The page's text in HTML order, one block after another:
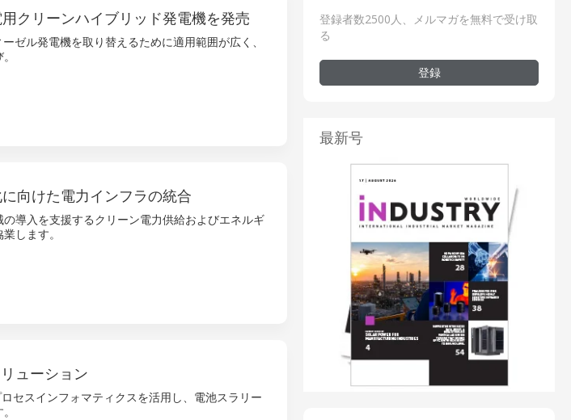
クリーンハイブリッド発電機を発売
ゼル発電機を取り替えるために適用範囲が広く、
向けた電力インフラの統合
導入を支援するクリーン電力供給およびエネルギ
します。
ューション
セスインフォマティクスを活用し、電池スラリー
登録者数2500人、メルマガを無料で受け取
る
登録
最新号